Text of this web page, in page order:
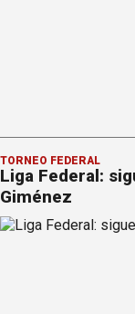
TORNEO FEDERAL
Liga Federal:
Giménez